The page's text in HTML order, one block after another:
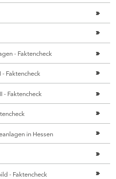
- Faktencheck
Faktencheck
- Faktencheck
in Hessen
- Faktencheck